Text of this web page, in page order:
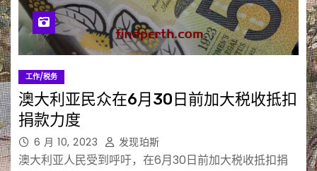
工作/税务
澳大利亚民众在6月30日前加大税收抵扣
捐款力度
6 月 10, 2023 发现珀斯
澳大利亚人民受到呼吁，在6月30日前加大税收抵扣捐